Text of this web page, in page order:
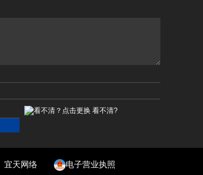
看不清?
宜天网络 电子营业执照